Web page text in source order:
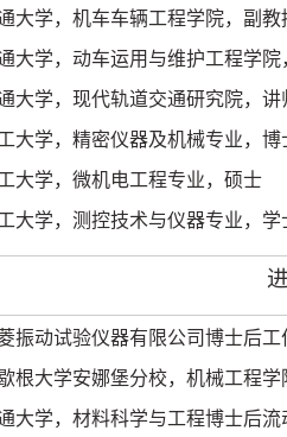
大学，机车车辆工程学院，副教
大学，动车运用与维护工程学院
大学，现代轨道交通研究院，讲
大学，精密仪器及机械专业，博
大学，微机电工程专业，硕士
大学，测控技术与仪器专业，学
振动试验仪器有限公司博士后
根大学安娜堡分校，机械工程
大学，材料科学与工程博士后